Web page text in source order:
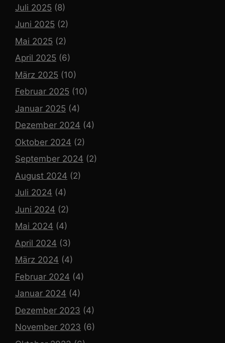
Juli 2025 (8)
Juni 2025 (2)
Mai 2025 (2)
April 2025 (6)
März 2025 (10)
Februar 2025 (10)
Januar 2025 (4)
Dezember 2024 (4)
Oktober 2024 (2)
September 2024 (2)
August 2024 (2)
Juli 2024 (4)
Juni 2024 (2)
Mai 2024 (4)
April 2024 (3)
März 2024 (4)
Februar 2024 (4)
Januar 2024 (4)
Dezember 2023 (4)
November 2023 (6)